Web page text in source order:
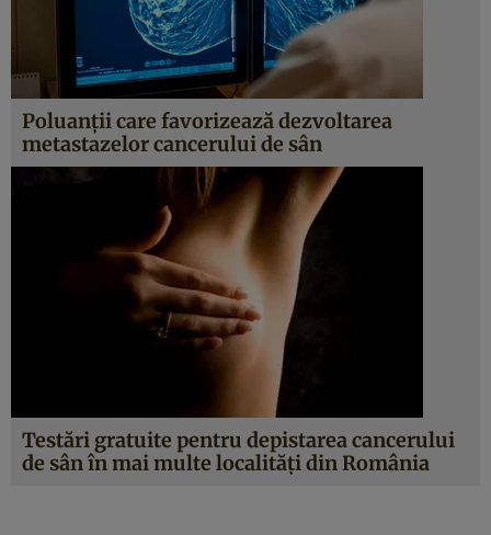
Poluanţii care favorizează dezvoltarea
metastazelor cancerului de sân
Testări gratuite pentru depistarea cancerului
de sân în mai multe localităţi din România